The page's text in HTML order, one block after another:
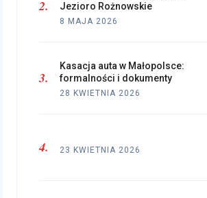
Jezioro Rożnowskie
8 MAJA 2026
Kasacja auta w Małopolsce:
formalności i dokumenty
28 KWIETNIA 2026
23 KWIETNIA 2026